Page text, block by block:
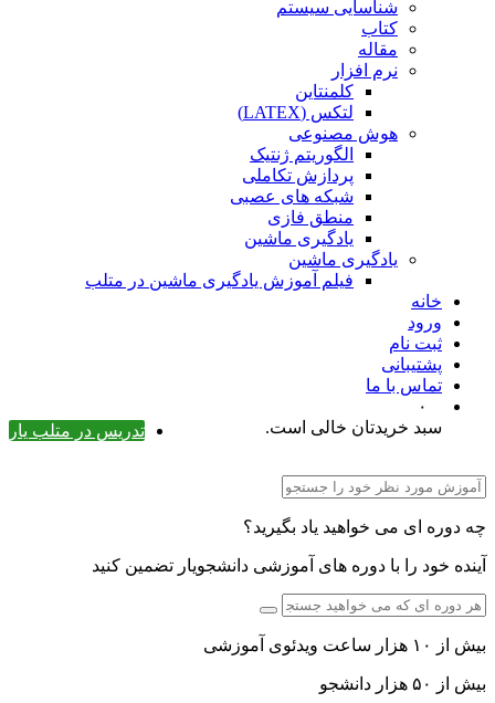
شناسایی سیستم
کتاب
مقاله
نرم افزار
کلمنتاین
لتکس (LATEX)
هوش مصنوعی
الگوریتم ژنتیک
پردازش تکاملی
شبکه های عصبی
منطق فازی
یادگیری ماشین
یادگیری ماشین
فیلم آموزش یادگیری ماشین در متلب
خانه
ورود
ثبت نام
پشتیبانی
تماس با ما
۰
تدریس در متلب یار
سبد خریدتان خالی است.
چه دوره ای می خواهید یاد بگیرید؟
آینده خود را با دوره های آموزشی دانشجویار تضمین کنید
بیش از ۱۰ هزار ساعت ویدئوی آموزشی
بیش از ۵۰ هزار دانشجو